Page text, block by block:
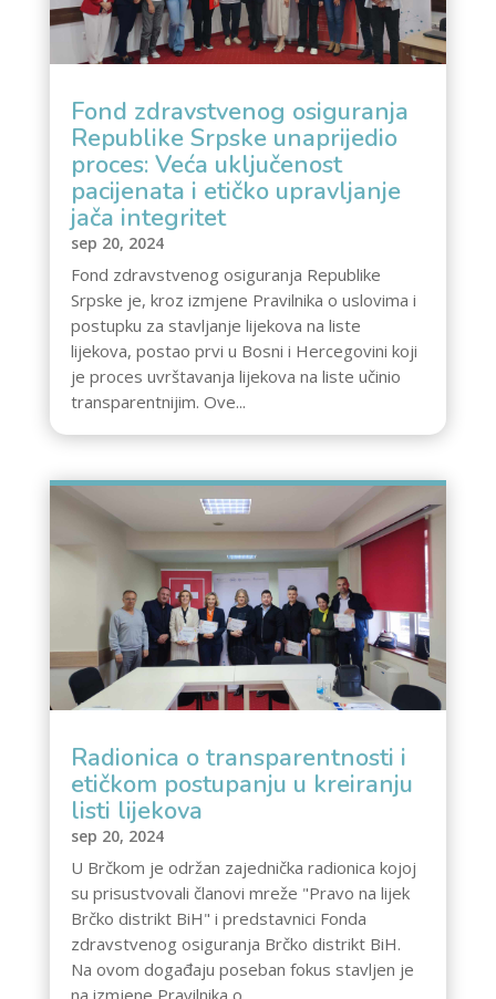
Fond zdravstvenog osiguranja
Republike Srpske unaprijedio
proces: Veća uključenost
pacijenata i etičko upravljanje
jača integritet
sep 20, 2024
Fond zdravstvenog osiguranja Republike
Srpske je, kroz izmjene Pravilnika o uslovima i
postupku za stavljanje lijekova na liste
lijekova, postao prvi u Bosni i Hercegovini koji
je proces uvrštavanja lijekova na liste učinio
transparentnijim. Ove...
Radionica o transparentnosti i
etičkom postupanju u kreiranju
listi lijekova
sep 20, 2024
U Brčkom je održan zajednička radionica kojoj
su prisustvovali članovi mreže "Pravo na lijek
Brčko distrikt BiH" i predstavnici Fonda
zdravstvenog osiguranja Brčko distrikt BiH.
Na ovom događaju poseban fokus stavljen je
na izmjene Pravilnika o...